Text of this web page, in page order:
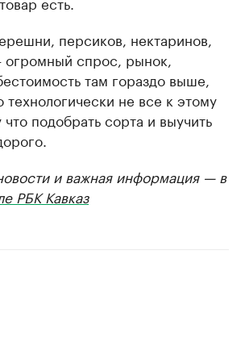
персиков, нектаринов,
спрос, рынок,
там гораздо выше,
технологически не все к этому
подобрать сорта и выучить
и важная информация — в
РБК Кавказ